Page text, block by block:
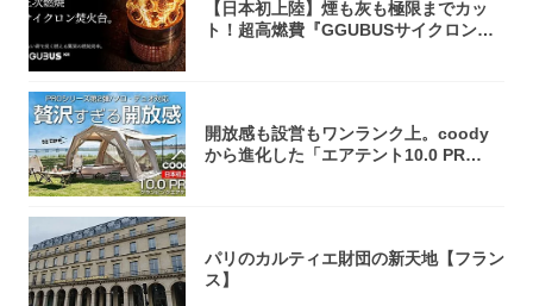
【日本初上陸】煙も灰も極限までカッ
ト！超高燃費『GGUBUSサイクロン焚
開放感も設営もワンランク上。coody
から進化した「エアテント10.0 PR
パリのカルティエ財団の新天地【フラン
ス】